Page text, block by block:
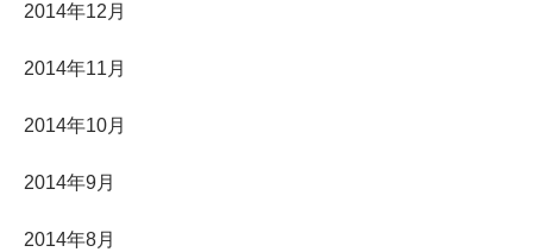
2014年12月
2014年11月
2014年10月
2014年9月
2014年8月